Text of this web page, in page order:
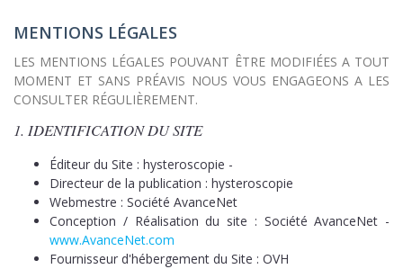
MENTIONS LÉGALES
LES MENTIONS LÉGALES POUVANT ÊTRE MODIFIÉES A TOUT
MOMENT ET SANS PRÉAVIS NOUS VOUS ENGAGEONS A LES
CONSULTER RÉGULIÈREMENT.
1. IDENTIFICATION DU SITE
Éditeur du Site : hysteroscopie -
Directeur de la publication : hysteroscopie
Webmestre : Société AvanceNet
Conception / Réalisation du site : Société AvanceNet -
www.AvanceNet.com
Fournisseur d'hébergement du Site : OVH